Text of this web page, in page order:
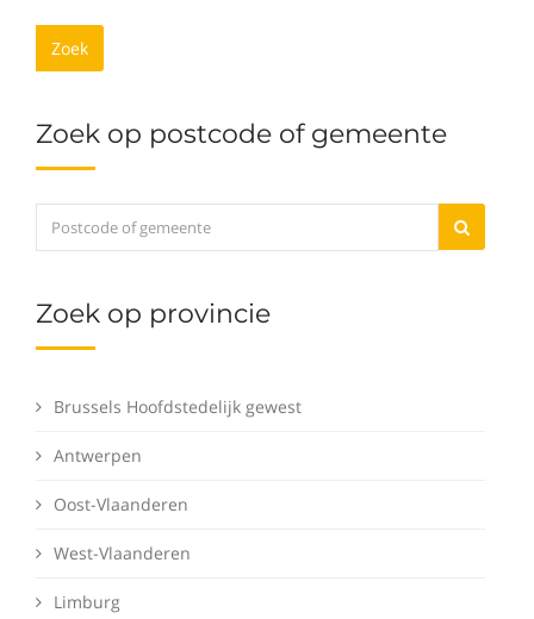
Zoek
Zoek op postcode of gemeente
Zoek op provincie
Brussels Hoofdstedelijk gewest
Antwerpen
Oost-Vlaanderen
West-Vlaanderen
Limburg